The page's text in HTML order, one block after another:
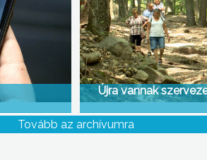
Újra vannak
Tovább az archívumra